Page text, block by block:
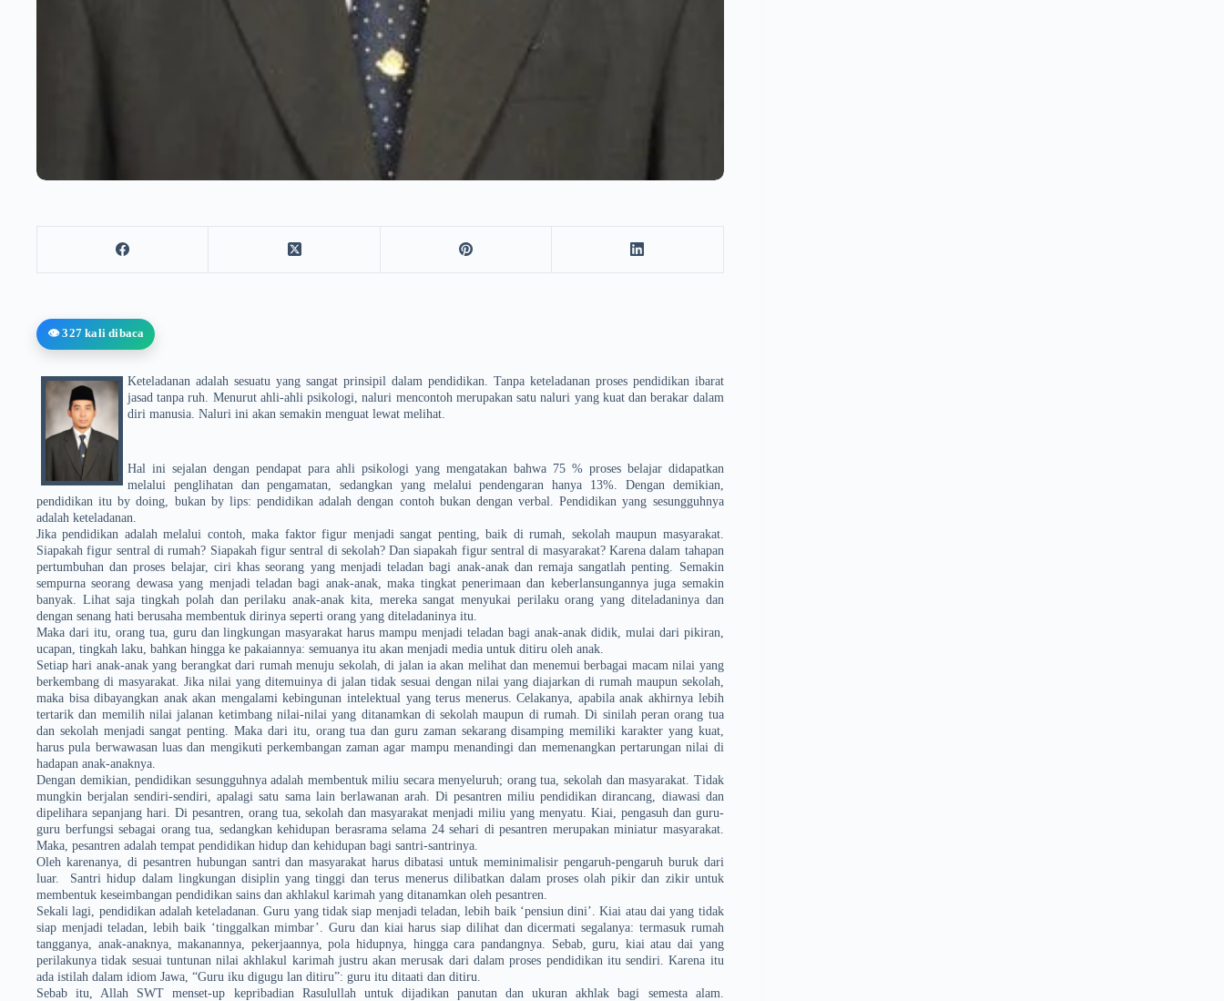
👁️ 327 kali dibaca
Keteladanan adalah sesuatu yang sangat prinsipil dalam pendidikan. Tanpa keteladanan proses pendidikan ibarat
jasad tanpa ruh. Menurut ahli-ahli psikologi, naluri mencontoh merupakan satu naluri yang kuat dan berakar dalam
diri manusia. Naluri ini akan semakin menguat lewat melihat.
Hal ini sejalan dengan pendapat para ahli psikologi yang mengatakan bahwa 75 % proses belajar didapatkan
melalui penglihatan dan pengamatan, sedangkan yang melalui pendengaran hanya 13%. Dengan demikian,
pendidikan itu by doing, bukan by lips: pendidikan adalah dengan contoh bukan dengan verbal. Pendidikan yang sesungguhnya
adalah keteladanan.
Jika pendidikan adalah melalui contoh, maka faktor figur menjadi sangat penting, baik di rumah, sekolah maupun masyarakat.
Siapakah figur sentral di rumah? Siapakah figur sentral di sekolah? Dan siapakah figur sentral di masyarakat? Karena dalam tahapan
pertumbuhan dan proses belajar, ciri khas seorang yang menjadi teladan bagi anak-anak dan remaja sangatlah penting. Semakin
sempurna seorang dewasa yang menjadi teladan bagi anak-anak, maka tingkat penerimaan dan keberlansung­annya juga semakin
banyak. Lihat saja tingkah polah dan perilaku anak-anak kita, mereka sangat menyukai peri­laku orang yang diteladaninya dan
dengan senang hati berusaha membentuk dirinya seperti orang yang diteladaninya itu.
Maka dari itu, orang tua, guru dan lingkungan ma­syarakat harus mampu menjadi teladan bagi anak-anak didik, mulai dari pikiran,
ucapan, tingkah laku, bahkan hingga ke pakaiannya: semuanya itu akan menjadi media untuk ditiru oleh anak.
Setiap hari anak-anak yang berangkat dari rumah menuju sekolah, di jalan ia akan melihat dan menemui berbagai macam nilai yang
berkembang di masyarakat. Jika nilai yang ditemuinya di jalan tidak sesuai dengan nilai yang diajarkan di rumah maupun sekolah,
maka bisa dibayangkan anak akan mengalami kebingunan intelek­tual yang terus menerus. Celakanya, apabila anak akhir­nya lebih
tertarik dan memilih nilai jalanan ketimbang nilai-nilai yang ditanamkan di sekolah maupun di rumah. Di sinilah peran orang tua
dan sekolah menjadi sangat penting. Maka dari itu, orang tua dan guru zaman sekarang disamping memiliki karakter yang kuat,
harus pula berwawasan luas dan mengikuti perkembangan zaman agar mampu menandingi dan memenangkan pertarungan nilai di
hadapan anak-anaknya.
Dengan demikian, pendidikan sesungguhnya adalah membentuk miliu secara menyeluruh; orang tua, sekolah dan masyarakat. Tidak
mungkin berjalan sendiri-sendiri, apalagi satu sama lain berlawanan arah. Di pesantren­ miliu­ pendidikan dirancang, diawasi dan
dipelihara sepanjang hari. Di pesantren, orang tua, sekolah dan masyarakat menjadi miliu yang menyatu. Kiai, pengasuh dan guru-
guru berfungsi sebagai orang tua, sedangkan kehidupan berasrama selama 24 sehari di pesantren merupakan miniatur masyarakat.
Maka, pesantren adalah tempat pendidikan hidup dan kehidupan bagi santri-santrinya.
Oleh karenanya, di pesantren hubungan santri dan masyarakat harus dibatasi untuk meminimalisir pengaruh-pengaruh buruk dari
luar. Santri hidup dalam lingkungan disiplin yang tinggi dan terus menerus dilibatkan dalam proses olah pikir dan zikir untuk
membentuk kese­imbangan pendidikan sains dan akhlakul karimah yang ditanamkan oleh pesantren.
Sekali lagi, pendidikan adalah keteladanan. Guru yang tidak siap menjadi teladan, lebih baik ‘pensiun dini’. Kiai atau dai yang tidak
siap menjadi teladan, lebih baik ‘tinggalkan mimbar’. Guru dan kiai harus siap dilihat dan dicermati segalanya: termasuk rumah
tangganya, anak-anaknya, makanannya, pekerjaannya, pola hidupnya, hingga cara pandangnya. Sebab, guru, kiai atau dai yang
perilakunya tidak sesuai tuntunan nilai akhlakul karimah justru akan merusak dari dalam proses pendidikan itu sendiri. Karena itu
ada istilah dalam idiom Jawa, “Guru iku digugu lan ditiru”: guru itu ditaati dan ditiru.
Sebab itu, Allah SWT menset-up kepribadian Rasulullah­ untuk dijadikan panutan dan ukuran akhlak bagi semesta alam.